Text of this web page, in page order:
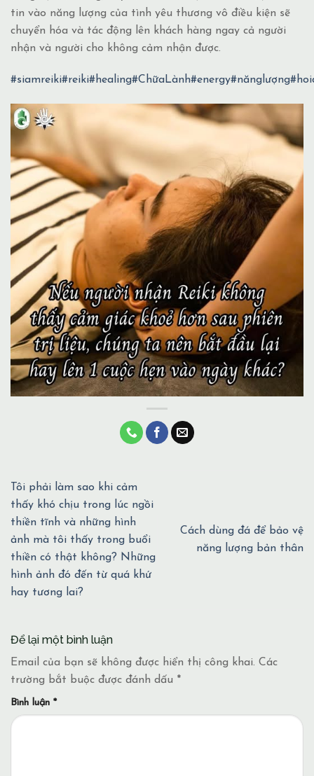
tin vào năng lượng của tình yêu thương vô điều kiện sẽ
chuyển hóa và tác động lên khách hàng ngay cả người
nhận và người cho không cảm nhận được.
#siamreiki#reiki#healing#ChữaLành#energy#nănglượng
Tôi phải làm sao khi cảm
thấy khó chịu trong lúc ngồi
thiền tĩnh và những hình
ảnh mà tôi thấy trong buổi
thiền có thật không? Những
hình ảnh đó đến từ quá khứ
hay tương lai?
Cách dùng đá để bảo vệ
năng lượng bản thân
Để lại một bình luận
Email của bạn sẽ không được hiển thị công khai. Các
trường bắt buộc được đánh dấu *
Bình luận *